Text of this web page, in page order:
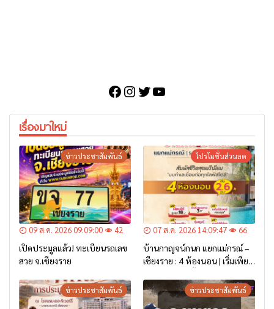
Facebook
Instagram
Twitter
YouTube
เรื่องมาใหม่
ข่าวประชาสัมพันธ์
09 ส.ค. 2026 09:09:00 42
เปิดประมูลแล้ว! ทะเบียนรถเลข
สวย จ.เชียงราย
โปรโมชั่นส่วนลด
07 ส.ค. 2026 14:09:47 66
บ้านกาญจน์กนก แยกแม่กรณ์ –
เชียงราย : 4 ห้องนอน | เริ่มเพียง
ข่าวประชาสัมพันธ์ ข่าวประชาสัมพันธ์